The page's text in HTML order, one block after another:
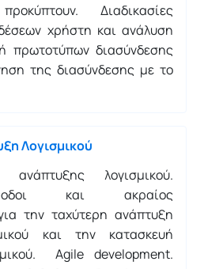
Διαδικασίες
χρήστη και ανάλυση
πρωτοτύπων διασύνδεσης
της διασύνδεσης με το
Λογισμικού
ανάπτυξης λογισμικού.
και ακραίος
την ταχύτερη ανάπτυξη
και την κατασκευή
Agile development.